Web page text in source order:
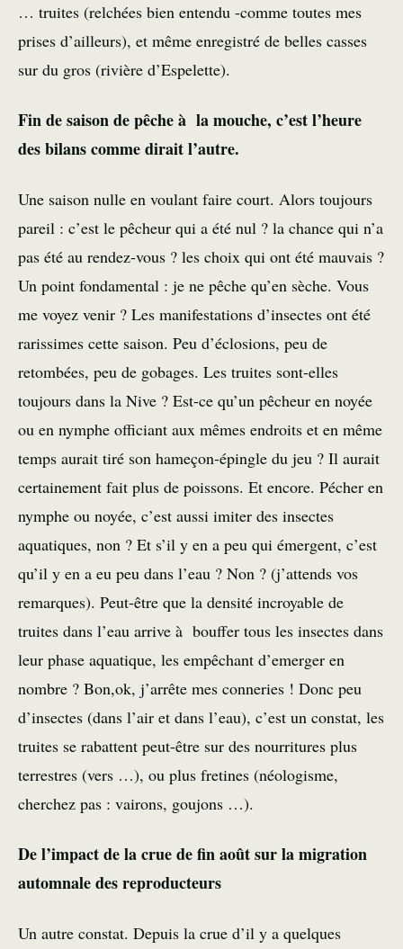
… truites (relchées bien entendu -comme toutes mes
prises d’ailleurs), et même enregistré de belles casses
sur du gros (rivière d’Espelette).
Fin de saison de pêche à la mouche, c’est l’heure
des bilans comme dirait l’autre.
Une saison nulle en voulant faire court. Alors toujours
pareil : c’est le pêcheur qui a été nul ? la chance qui n’a
pas été au rendez-vous ? les choix qui ont été mauvais ?
Un point fondamental : je ne pêche qu’en sèche. Vous
me voyez venir ? Les manifestations d’insectes ont été
rarissimes cette saison. Peu d’éclosions, peu de
retombées, peu de gobages. Les truites sont-elles
toujours dans la Nive ? Est-ce qu’un pêcheur en noyée
ou en nymphe officiant aux mêmes endroits et en même
temps aurait tiré son hameçon-épingle du jeu ? Il aurait
certainement fait plus de poissons. Et encore. Pécher en
nymphe ou noyée, c’est aussi imiter des insectes
aquatiques, non ? Et s’il y en a peu qui émergent, c’est
qu’il y en a eu peu dans l’eau ? Non ? (j’attends vos
remarques). Peut-être que la densité incroyable de
truites dans l’eau arrive à bouffer tous les insectes dans
leur phase aquatique, les empêchant d’emerger en
nombre ? Bon,ok, j’arrête mes conneries ! Donc peu
d’insectes (dans l’air et dans l’eau), c’est un constat, les
truites se rabattent peut-être sur des nourritures plus
terrestres (vers …), ou plus fretines (néologisme,
cherchez pas : vairons, goujons …).
De l’impact de la crue de fin août sur la migration
automnale des reproducteurs
Un autre constat. Depuis la crue d’il y a quelques